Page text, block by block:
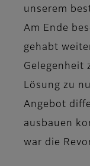
unserem
Am Ende
gehabt
Gelegenheit
Lösung zu
Angebot
ausbauen
war die